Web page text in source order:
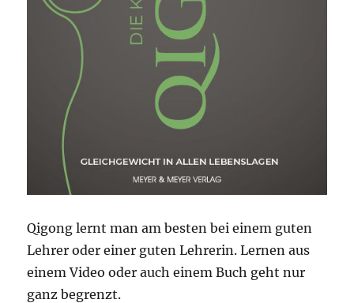
Qigong lernt man am besten bei einem guten
Lehrer oder einer guten Lehrerin. Lernen aus
einem Video oder auch einem Buch geht nur
ganz begrenzt.